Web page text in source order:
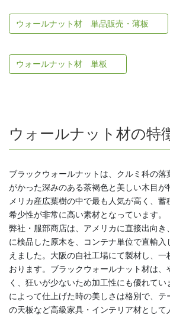
ウォールナット材 単品販売・薄板
ウォールナット材 単板
ウォールナット材の特
ブラックウォールナットは、クルミ科の
がかった深みのある茶褐色と美しい木目が
メリカ産広葉樹の中で最も人気が高く、蓄
希少性が非常に高い素材となっています。
弊社・服部商店は、アメリカに直接出向き
に検品した原木を、コンテナ単位で直輸入
えました。大阪の自社工場にて製材し、一
おります。ブラックウォールナット材は、
く、狂いが少ないため加工性にも優れて
によって仕上げた時の美しさは格別で、テ
の天板など高級家具・インテリア材として